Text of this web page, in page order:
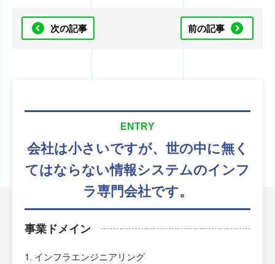
次の記事 前の記事
ENTRY
会社は小さいですが、 世の中に無く
てはならない情報システムのインフ
ラ専門会社です。
事業ドメイン
インフラエンジニアリング